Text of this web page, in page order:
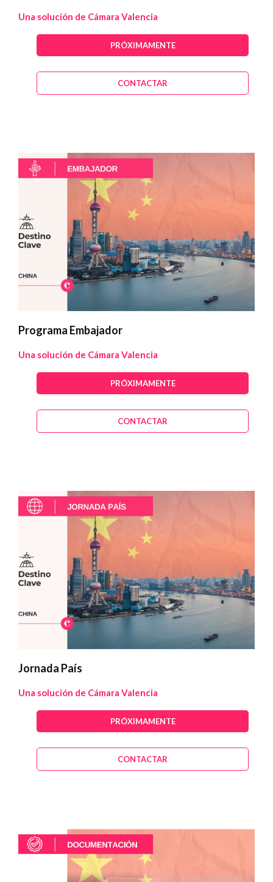
Una solución de Cámara Valencia
PRÓXIMAMENTE
CONTACTAR
Programa Embajador
Una solución de Cámara Valencia
PRÓXIMAMENTE
CONTACTAR
Jornada País
Una solución de Cámara Valencia
PRÓXIMAMENTE
CONTACTAR